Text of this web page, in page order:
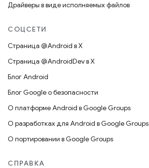
Драйверы в виде исполняемых файлов
СОЦСЕТИ
Страница @Android в X
Страница @AndroidDev в X
Блог Android
Блог Google о безопасности
О платформе Android в Google Groups
О разработках для Android в Google Groups
О портировании в Google Groups
СПРАВКА